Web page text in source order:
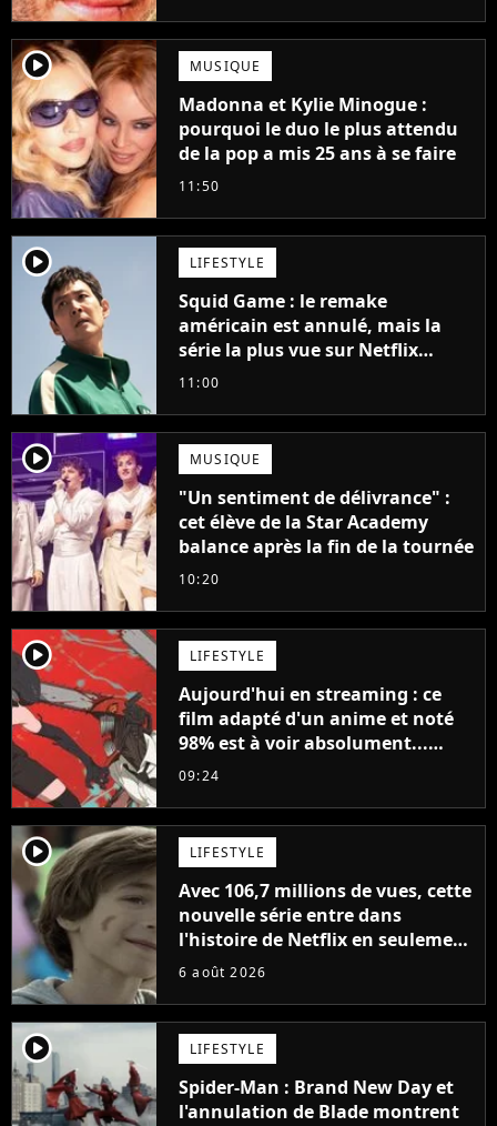
player2 MUSIQUE
Madonna et Kylie Minogue :
pourquoi le duo le plus attendu
de la pop a mis 25 ans à se faire
11:50
player2 LIFESTYLE
Squid Game : le remake
américain est annulé, mais la
série la plus vue sur Netflix
pourrait avoir une version
11:00
player2 MUSIQUE
"Un sentiment de délivrance" :
cet élève de la Star Academy
balance après la fin de la tournée
10:20
player2 LIFESTYLE
Aujourd'hui en streaming : ce
film adapté d'un anime et noté
98% est à voir absolument...
sinon vous ne comprendrez plus
09:24
player2 LIFESTYLE
Avec 106,7 millions de vues, cette
nouvelle série entre dans
l'histoire de Netflix en seulement
48 jours
6 août 2026
player2 LIFESTYLE
Spider-Man : Brand New Day et
l'annulation de Blade montrent